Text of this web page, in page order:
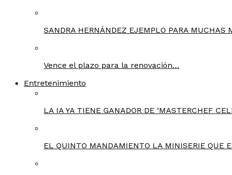
SANDRA HERNÁNDEZ EJEMPLO PARA MUCHAS
Vence el plazo para la renovación…
Entretenimiento
LA IA YA TIENE GANADOR DE ‘MASTERCHEF
EL QUINTO MANDAMIENTO LA MINISERIE QUE